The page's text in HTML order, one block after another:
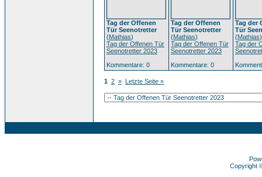
Tag der Offenen
Tür Seenotretter
(Mathias)
Tag der Offenen Tür
Seenotretter 2023
Kommentare: 0
Tag der Offenen
Tür Seenotretter
(Mathias)
Tag der Offenen Tür
Seenotretter 2023
Kommentare: 0
Tag der
Tür
(Mathias)
Tag der
1 2 » Letzte Seite »
Copyright